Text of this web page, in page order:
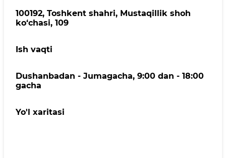
100192, Toshkent shahri, Mustaqillik shoh
ko‘chasi, 109
Ish vaqti
Dushanbadan - Jumagacha, 9:00 dan - 18:00
gacha
Yo'l xaritasi